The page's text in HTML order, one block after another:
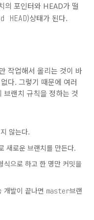
의 포인터와 HEAD가 떨
HEAD)상태가 된다.
작업해서 올리는 것이 바
다. 그렇기 때문에 여러
랜치 규칙을 정하는 것
않는다.
새로운 브랜치를 만든다.
식으로 하고 한 명만 커밋을
개발이 끝나면 master브랜